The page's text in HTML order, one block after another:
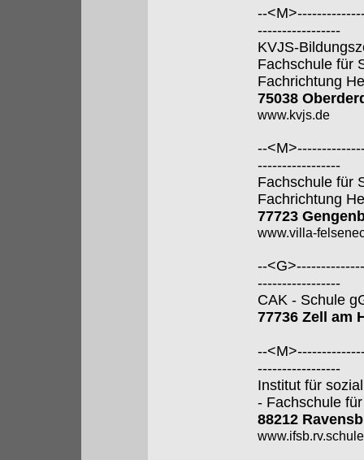
--
-----------------
KVJS-
Fachschule für
Fachrichtung
75038
www.kvjs.de
--
-----------------
Fachschule für
Fachrichtung
77723
www.villa-
--
-----------------
CAK - Schule
77736 Zell am
--
-----------------
Institut für
- Fachschule
88212